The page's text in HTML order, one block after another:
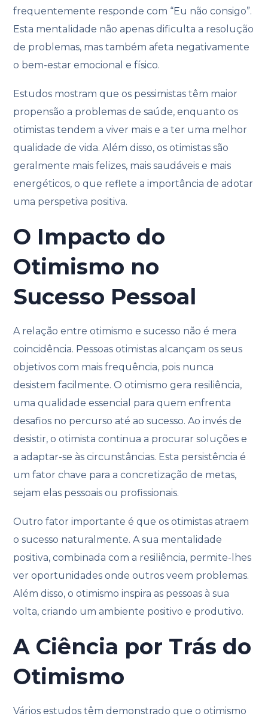
frequentemente responde com “Eu não consigo”.
Esta mentalidade não apenas dificulta a resolução
de problemas, mas também afeta negativamente
o bem-estar emocional e físico.
Estudos mostram que os pessimistas têm maior
propensão a problemas de saúde, enquanto os
otimistas tendem a viver mais e a ter uma melhor
qualidade de vida. Além disso, os otimistas são
geralmente mais felizes, mais saudáveis e mais
energéticos, o que reflete a importância de adotar
uma perspetiva positiva.
O Impacto do
Otimismo no
Sucesso Pessoal
A relação entre otimismo e sucesso não é mera
coincidência. Pessoas otimistas alcançam os seus
objetivos com mais frequência, pois nunca
desistem facilmente. O otimismo gera resiliência,
uma qualidade essencial para quem enfrenta
desafios no percurso até ao sucesso. Ao invés de
desistir, o otimista continua a procurar soluções e
a adaptar-se às circunstâncias. Esta persistência é
um fator chave para a concretização de metas,
sejam elas pessoais ou profissionais.
Outro fator importante é que os otimistas atraem
o sucesso naturalmente. A sua mentalidade
positiva, combinada com a resiliência, permite-lhes
ver oportunidades onde outros veem problemas.
Além disso, o otimismo inspira as pessoas à sua
volta, criando um ambiente positivo e produtivo.
A Ciência por Trás do
Otimismo
Vários estudos têm demonstrado que o otimismo